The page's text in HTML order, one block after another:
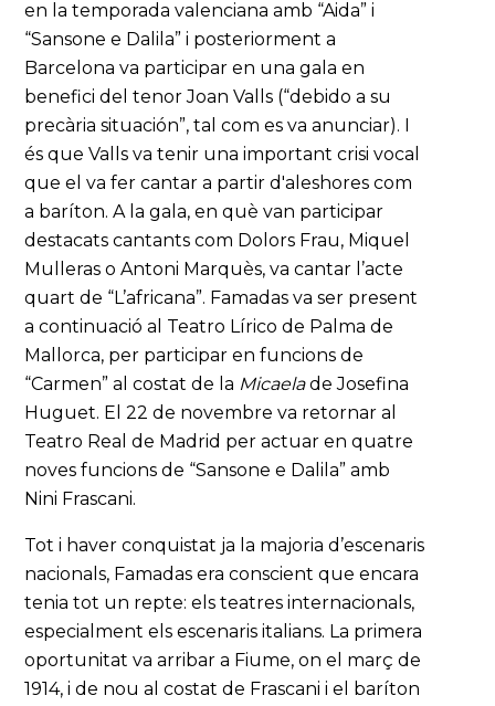
en la temporada valenciana amb “Aida” i
“Sansone e Dalila” i posteriorment a
Barcelona va participar en una gala en
benefici del tenor Joan Valls (“debido a su
precària situación”, tal com es va anunciar). I
és que Valls va tenir una important crisi vocal
que el va fer cantar a partir d'aleshores com
a baríton. A la gala, en què van participar
destacats cantants com Dolors Frau, Miquel
Mulleras o Antoni Marquès, va cantar l’acte
quart de “L’africana”. Famadas va ser present
a continuació al Teatro Lírico de Palma de
Mallorca, per participar en funcions de
“Carmen” al costat de la Micaelade Josefina
Huguet. El 22 de novembre va retornar al
Teatro Real de Madrid per actuar en quatre
noves funcions de “Sansone e Dalila” amb
Nini Frascani.
Tot i haver conquistat ja la majoria d’escenaris
nacionals, Famadas era conscient que encara
tenia tot un repte: els teatres internacionals,
especialment els escenaris italians. La primera
oportunitat va arribar a Fiume, on el març de
1914, i de nou al costat de Frascani i el baríton